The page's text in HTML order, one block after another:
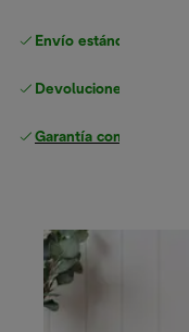
Envío estándar gratuito
Devoluciones gratuitas
Garantía completa